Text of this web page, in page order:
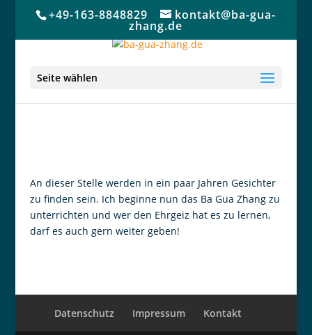
+49-163-8848829 kontakt@ba-gua-
zhang.de
Seite wählen
An dieser Stelle werden in ein paar Jahren Gesichter
zu finden sein. Ich beginne nun das Ba Gua Zhang zu
unterrichten und wer den Ehrgeiz hat es zu lernen,
darf es auch gern weiter geben!
Datenschutz Impressum Kontakt